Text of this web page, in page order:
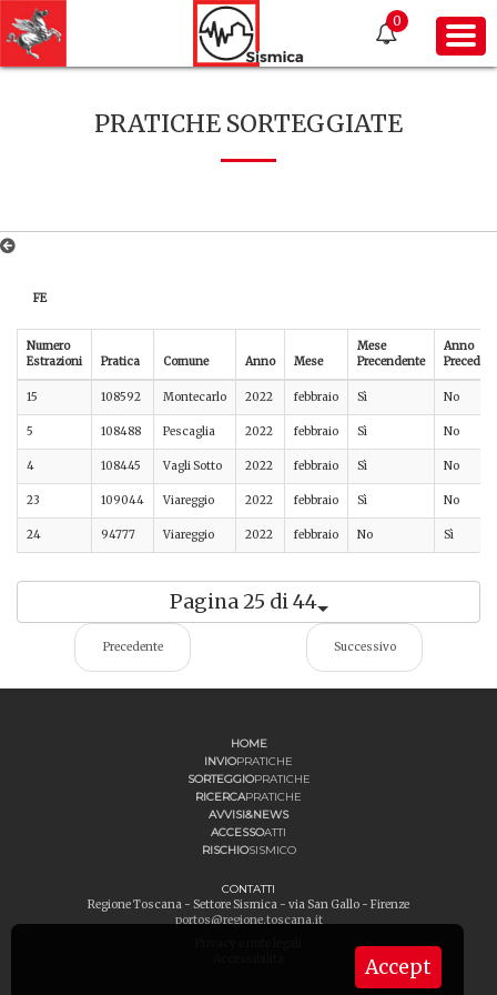
0
PRATICHE SORTEGGIATE
FE
Numero
Estrazioni
Pratica Comune Anno Mese
Mese
Precendente
Anno
15 108592 Montecarlo 2022 febbraio Sì No
5 108488 Pescaglia 2022 febbraio Sì No
4 108445 Vagli Sotto 2022 febbraio Sì No
23 109044 Viareggio 2022 febbraio Sì No
24 94777 Viareggio 2022 febbraio No Sì
Pagina 25 di 44
Precedente Successivo
Accept
HOME
INVIOPRATICHE
SORTEGGIOPRATICHE
RICERCAPRATICHE
AVVISI&NEWS
ACCESSOATTI
RISCHIOSISMICO
CONTATTI
Regione Toscana - Settore Sismica - via San Gallo - Firenze
portos@regione.toscana.it